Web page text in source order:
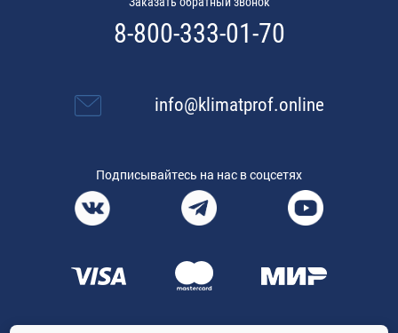
8-800-333-01-70
info@klimatprof.online
Подписывайтесь на нас в соцсетях